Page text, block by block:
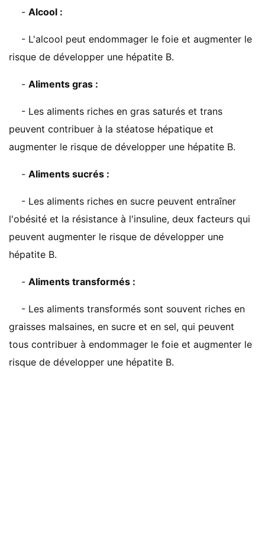
- Alcool :
- L'alcool peut endommager le foie et augmenter le
risque de développer une hépatite B.
- Aliments gras :
- Les aliments riches en gras saturés et trans
peuvent contribuer à la stéatose hépatique et
augmenter le risque de développer une hépatite B.
- Aliments sucrés :
- Les aliments riches en sucre peuvent entraîner
l'obésité et la résistance à l'insuline, deux facteurs qui
peuvent augmenter le risque de développer une
hépatite B.
- Aliments transformés :
- Les aliments transformés sont souvent riches en
graisses malsaines, en sucre et en sel, qui peuvent
tous contribuer à endommager le foie et augmenter le
risque de développer une hépatite B.